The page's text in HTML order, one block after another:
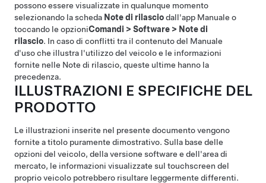
possono essere visualizzate in qualunque momento
selezionando la scheda Note di rilasciodall'app Manuale o
toccando le opzioniComandi > Software > Note di
rilascio. In caso di conflitti tra il contenuto del Manuale
d'uso che illustra l'utilizzo del veicolo e le informazioni
fornite nelle Note di rilascio, queste ultime hanno la
precedenza.
ILLUSTRAZIONI E SPECIFICHE DEL
PRODOTTO
Le illustrazioni inserite nel presente documento vengono
fornite a titolo puramente dimostrativo. Sulla base delle
opzioni del veicolo, della versione software e dell'area di
mercato, le informazioni visualizzate sul touchscreen del
proprio veicolo potrebbero risultare leggermente differenti.